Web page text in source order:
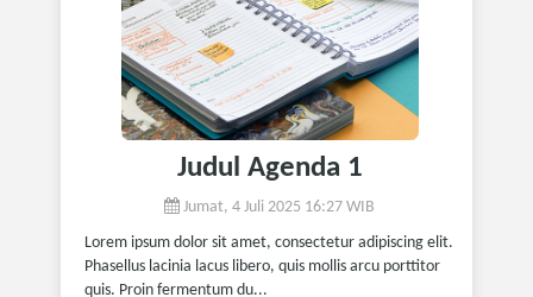
Judul Agenda 1
Jumat, 4 Juli 2025 16:27 WIB
Lorem ipsum dolor sit amet, consectetur adipiscing elit.
Phasellus lacinia lacus libero, quis mollis arcu porttitor
quis. Proin fermentum du...